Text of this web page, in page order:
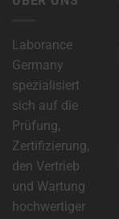
Laborance
Germany
spezialisiert
sich auf die
Prüfung,
Zertifizierung,
den Vertrieb
und Wartung
hochwertiger